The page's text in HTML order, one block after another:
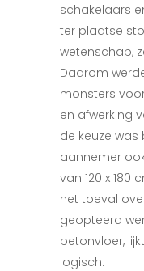
schakelaars
ter plaatse
wetenschap,
Daarom
monsters
en afwerking
de keuze
aannemer
van 120 x 180
het toeval
geopteerd
betonvloer,
logisch.